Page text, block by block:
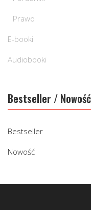
Prawo
E-booki
Audiobooki
Bestseller /
Bestseller
Nowość